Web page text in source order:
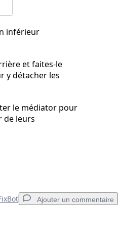
inférieur
et faites-le
y détacher les
le médiator pour
de leurs
Ajouter un commentaire